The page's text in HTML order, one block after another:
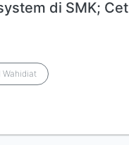
di SMK; Cet
Wahidiat